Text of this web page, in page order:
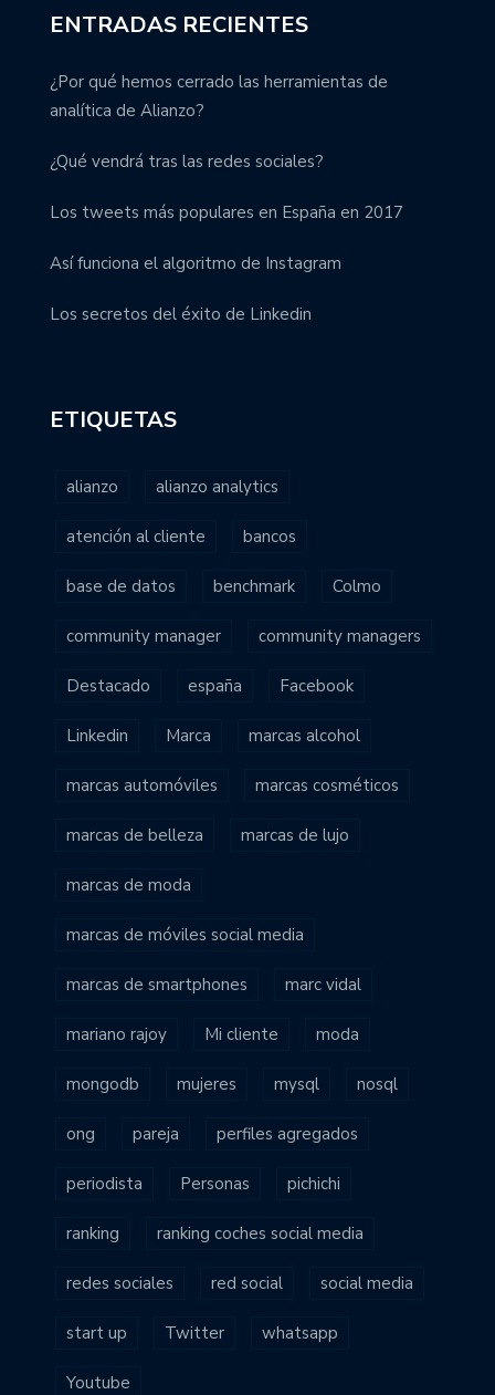
ENTRADAS RECIENTES
¿Por qué hemos cerrado las herramientas de
analítica de Alianzo?
¿Qué vendrá tras las redes sociales?
Los tweets más populares en España en 2017
Así funciona el algoritmo de Instagram
Los secretos del éxito de Linkedin
ETIQUETAS
alianzo alianzo analytics
atención al cliente bancos
base de datos benchmark Colmo
community manager community managers
Destacado españa Facebook
Linkedin Marca marcas alcohol
marcas automóviles marcas cosméticos
marcas de belleza marcas de lujo
marcas de moda
marcas de móviles social media
marcas de smartphones marc vidal
mariano rajoy Mi cliente moda
mongodb mujeres mysql nosql
ong pareja perfiles agregados
periodista Personas pichichi
ranking ranking coches social media
redes sociales red social social media
start up Twitter whatsapp
Youtube